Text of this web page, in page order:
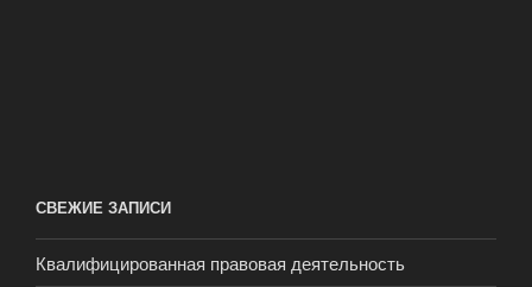
СВЕЖИЕ ЗАПИСИ
Квалифицированная правовая деятельность